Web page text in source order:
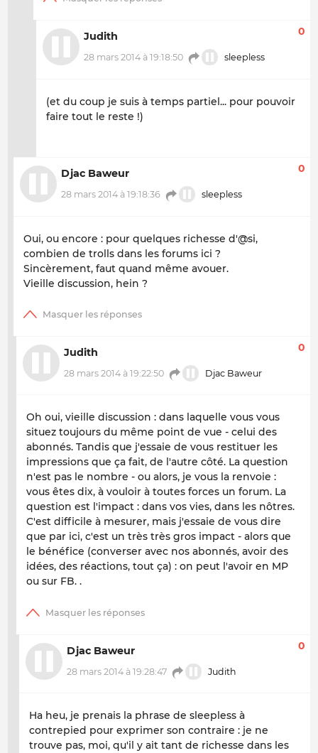
Judith
28 mars 2014 à 19:18:50 sleepless
0
(et du coup je suis à temps partiel... pour pouvoir
faire tout le reste !)
Djac Baweur
28 mars 2014 à 19:18:36 sleepless
0
Oui, ou encore : pour quelques richesse d'@si,
combien de trolls dans les forums ici ?
Sincèrement, faut quand même avouer.
Vieille discussion, hein ?
Judith
28 mars 2014 à 19:22:50 Djac Baweur
0
Oh oui, vieille discussion : dans laquelle vous vous
situez toujours du même point de vue - celui des
abonnés. Tandis que j'essaie de vous restituer les
impressions que ça fait, de l'autre côté. La question
n'est pas le nombre - ou alors, je vous la renvoie :
vous êtes dix, à vouloir à toutes forces un forum. La
question est l'impact : dans vos vies, dans les nôtres.
C'est difficile à mesurer, mais j'essaie de vous dire
que par ici, c'est un très très gros impact - alors que
le bénéfice (converser avec nos abonnés, avoir des
idées, des réactions, tout ça) : on peut l'avoir en MP
ou sur FB. .
Djac Baweur
28 mars 2014 à 19:28:47 Judith
0
Ha heu, je prenais la phrase de sleepless à
contrepied pour exprimer son contraire : je ne
trouve pas, moi, qu'il y ait tant de richesse dans les